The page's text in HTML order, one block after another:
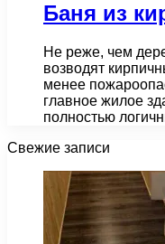
Баня из
Не реже, чем
возводят
менее
главное жилое
полностью
Свежие записи